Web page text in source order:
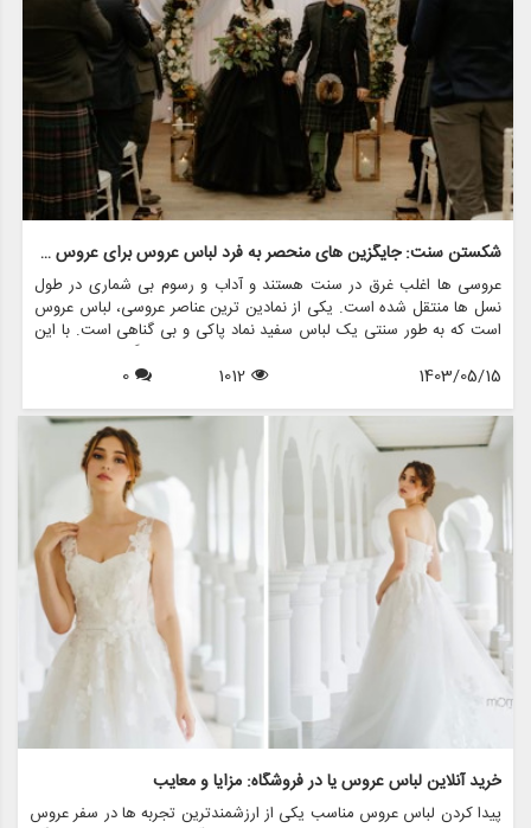
شکستن سنت: جایگزین های منحصر به فرد لباس عروس برای عروس جسور
عروسی ها اغلب غرق در سنت هستند و آداب و رسوم بی شماری در طول
نسل ها منتقل شده است. یکی از نمادین ترین عناصر عروسی، لباس عروس
است که به طور سنتی یک لباس سفید نماد پاکی و بی گناهی است. با این
حال، در سال های اخیر، بسیاری از عروس ها تصمیم گرفته اند از این
قراردادها فاصله بگیرند و جایگزین های منحصربه فردی برای لباس عروس
یک عروس جسور هستید که به دنبال بیانیه ای در روز خاص خود هستید،
این مقاله به بررسی برخی از جایگزین های هیجان انگیز برای لباس عروس
کلاسیک می پردازد و اینکه مزون چرخچی چگونه می تواند به شما در پیدا
کردن یا ایجاد ظاهری عالی کمک کند.
1403/05/15
1012
0
خرید آنلاین لباس عروس یا در فروشگاه: مزایا و معایب
پیدا کردن لباس عروس مناسب یکی از ارزشمندترین تجربه ها در سفر عروس